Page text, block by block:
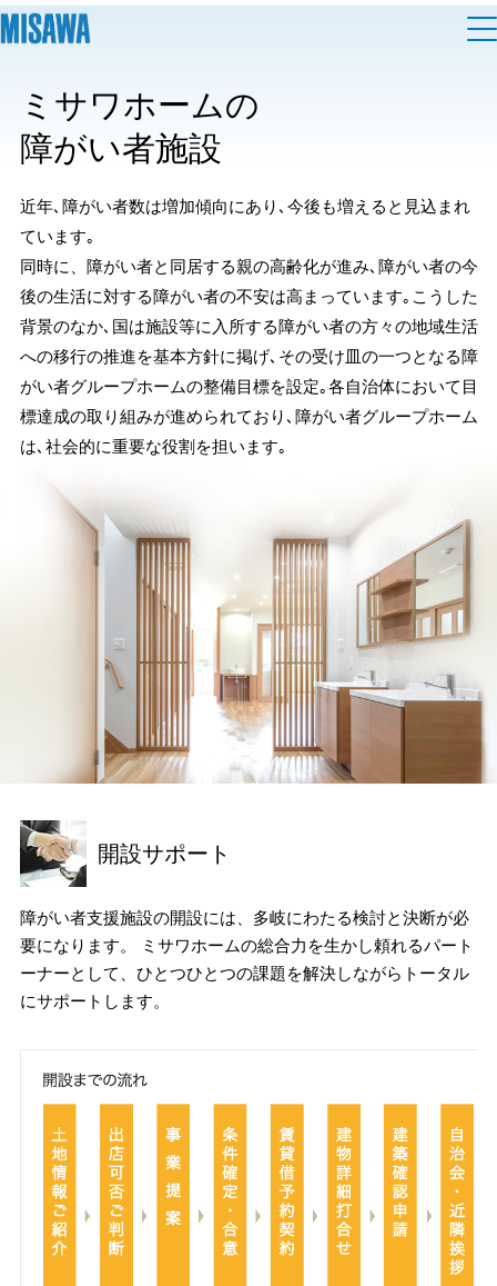
住まい
建てる [注文住宅]
商品ラインアップ
デザイン
テクノロジー（住まいの性能）
建築事例・建築実例
デザイナーズギャラリー
インテリア
住まいづくりガイド
分譲住宅（建売・土地）検索
中古住宅検索
スムストック検索
分譲マンション検索
売る [MISAWA RELAY]
住まいの売却
これから住まいをご検討の方
多彩な動画やこだわりが詰まった建築実例、注目の最新情報など、
住まいづくりを楽しく学べるデジタルラウンジです。
ホームラウンジ 新築・戸建て
土地活用
個人のお客さま
賃貸住宅
賃貸併用住宅
店舗・各種施設
土地活用モデルルーム見学
土地活用実例
法人のお客さま
企業不動産活用（CRE）戦略
医療・介護・子育て・障がい福祉施設
これから土地活用・賃貸経営をご検討の方
土地活用の基礎から長期安定経営を目指すオーナー様まで、賃貸経
営に役立つ多彩な情報を幅広くお届けします。
ホームラウンジ 土地活用・賃貸経営
リフォーム
戸建て・マンション
ミサワリフォームとは
リフォームの流れ
リフォームメニュー
リフォーム事例
事業用リノベーション
ホテル・旅館リフォーム
これからリフォームをご検討の方
実例動画や基礎知識、収納の工夫など、理想の住まいを叶えるリフ
ォームの具体策とアイデアを豊富にご用意しています。
ホームラウンジ リフォーム
まちづくり
複合開発・投資開発
複合開発事業（ASMACI-アスマチ-）
再開発・官民連携事業
分譲マンション開発事業
収益不動産・投資開発事業
建築再生事業
分譲用地
すべてのフィールドに新しい価値をデザインし、持続可能な未来志
向のまちづくりを実現していきます。
オーナーサポート
サポートメニュー
住まいるりんぐ（ロングサポート）
アフターメンテナンス
ミサワリフォーム
ご相談窓口
お客様センター
ミサワホームオーナーさま・リフォーム工事ご契約者さまとミサワ
ホームを結ぶコミュニケーションサイト。お得・便利・安心なコン
ミサワオーナーズクラブ
MISAWAについて
ミサワホームグループ
環境活動
採用情報
新卒者採用
障がい者採用
ウエルネス事業
海外事業
展示 場・イベント情報
カタログ請求
住まいのご相談
ミサワホームの
障がい者施設
近年､障がい者数は増加傾向にあり､今後も増えると見込まれ
ています｡
同時に、障がい者と同居する親の高齢化が進み､障がい者の今
後の生活に対する障がい者の不安は高まっています｡こうした
背景のなか､国は施設等に入所する障がい者の方々の地域生活
への移行の推進を基本方針に掲げ､その受け皿の一つとなる障
がい者グループホームの整備目標を設定｡各自治体において目
標達成の取り組みが進められており､障がい者グループホーム
は､社会的に重要な役割を担います｡
開設サポート
障がい者支援施設の開設には、多岐にわたる検討と決断が必
要になります。
ミサワホームの総合力を生かし頼れるパート
ーナーとして、ひとつひとつの課題を解決しながら トータル
にサポートします。